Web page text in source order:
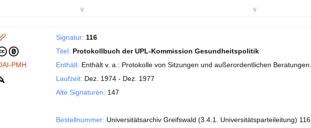
∨
∨
PMH
Signatur: 116
Titel: Protokollbuch der UPL-Kommission Gesundheitspolitik
Enthält: Enthält v. a.: Protokolle von Sitzungen und außerordentlichen Beratungen.
Laufzeit: Dez. 1974 - Dez. 1977
Alte Signaturen: 147
Bestellnummer: Universitätsarchiv Greifswald (3.4.1. Universitätsparteileitung) 116